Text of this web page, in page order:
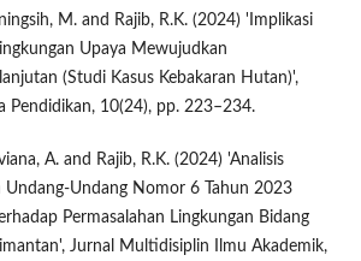
M. and Rajib, R.K. (2024) 'Implikasi
Upaya Mewujudkan
(Studi Kasus Kebakaran Hutan)',
Pendidikan, 10(24), pp. 223–234.
A. and Rajib, R.K. (2024) 'Analisis
Undang-Undang Nomor 6 Tahun 2023
Permasalahan Lingkungan Bidang
Jurnal Multidisiplin Ilmu Akademik,